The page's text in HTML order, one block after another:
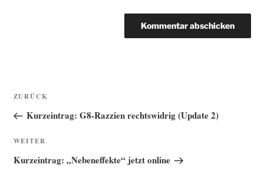
Beitragsnavigation
Vorheriger
Beitrag
ZURÜCK
Kurzeintrag: G8-Razzien rechtswidrig (Update 2)
Nächster
Beitrag
WEITER
Kurzeintrag: „Nebeneffekte“ jetzt online